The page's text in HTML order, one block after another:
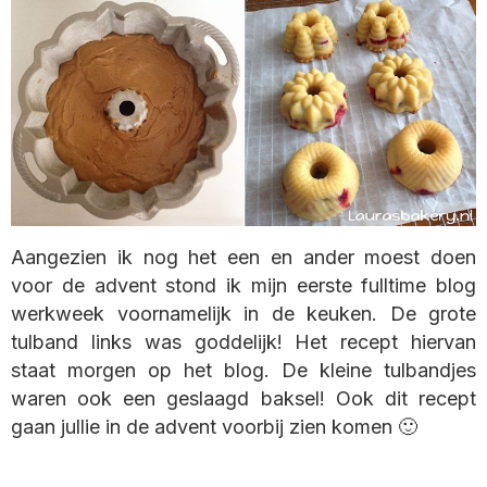
Aangezien ik nog het een en ander moest doen
voor de advent stond ik mijn eerste fulltime blog
werkweek voornamelijk in de keuken. De grote
tulband links was goddelijk! Het recept hiervan
staat morgen op het blog. De kleine tulbandjes
waren ook een geslaagd baksel! Ook dit recept
gaan jullie in de advent voorbij zien komen 🙂